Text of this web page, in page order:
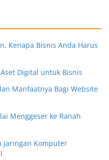
Kenapa Bisnis Anda Harus
Digital untuk Bisnis
Manfaatnya Bagi Website
Menggeser ke Ranah
Jaringan Komputer